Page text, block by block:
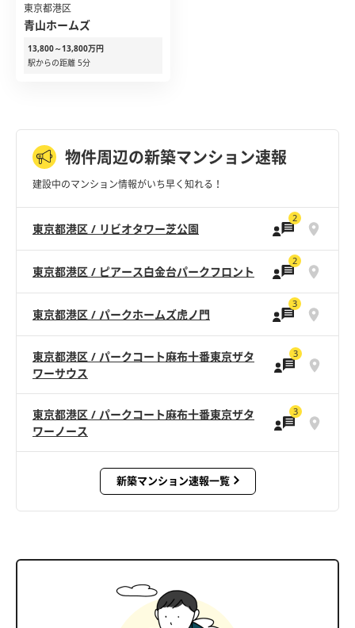
東京都港区
青山ホームズ
13,800～13,800万円
駅からの距離 5分
物件周辺の新築マンション速報
建設中のマンション情報がいち早く知れる！
東京都港区 / リビオタワー芝公園
2
東京都港区 / ピアース白金台パークフロント
2
東京都港区 / パークホームズ虎ノ門
3
東京都港区 / パークコート麻布十番東京ザタ
ワーサウス
3
東京都港区 / パークコート麻布十番東京ザタ
ワーノース
3
新築マンション速報一覧